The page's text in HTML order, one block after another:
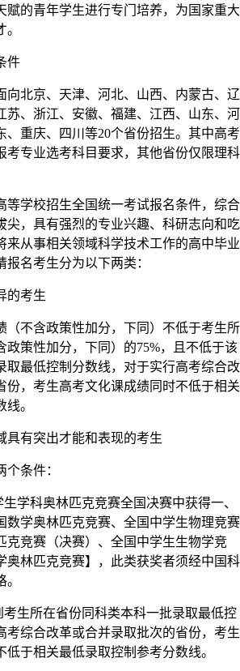
赋的青年学生进行专门培养，为国家重大
件
向北京、天津、河北、山西、内蒙古、辽
苏、浙江、安徽、福建、江西、山东、河
、重庆、四川等20个省份招生。其中高考
考专业选考科目要求，其他省份仅限理科
等学校招生全国统一考试报名条件，综合
尖，具有强烈的专业兴趣、科研志向和吃
来从事相关领域科学技术工作的高中毕业
名考生分为以下两类：
的考生
（不含政策性加分，下同）不低于考生所
政策性加分，下同）的75%，且不低于该
取最低控制分数线，对于实行高考综合改
份，考生高考文化课成绩同时不低于相关
。
具有突出才能和表现的考生
条件：
学科奥林匹克竞赛全国决赛中获得一、
数学奥林匹克竞赛、全国中学生物理竞赛
克竞赛（决赛）、全国中学生生物学竞
奥林匹克竞赛】，此类获奖者须经中国科
考生所在省份同科类本科一批录取最低控
考综合改革或合并录取批次的省份，考生
低于相关最低录取控制参考分数线。